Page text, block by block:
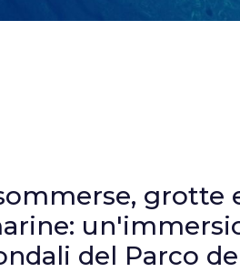
grotte
del Parco